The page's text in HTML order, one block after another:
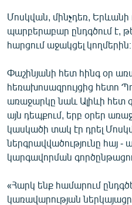
Մոսկվան, մինչդեռ, Երևանի
պարբերաբար ընդգծում է,
հարցում աջակցել կողմերին։
Փաշինյանի հետ հինգ օր
հեռախոսազրույցից հետո
առաջարկը նաև Ալիևի հետ
այն դեպքում, երբ օրեր
կասկածի տակ էր դրել
ներգրավվածությունը հայ
կարգավորման
«Հարկ ենք համարում
կառավարության